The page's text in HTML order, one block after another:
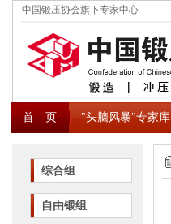
中国锻压协会旗下专家中心
首 页 "头脑风暴"专家库
综合组
自由锻组